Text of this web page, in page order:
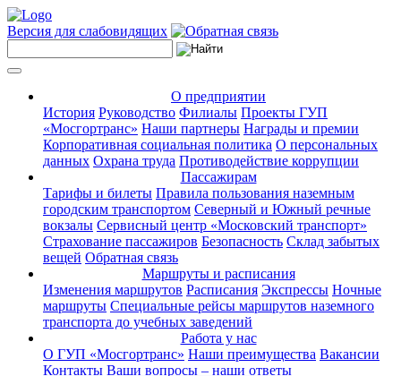
Версия для слабовидящих
О предприятии
История Руководство Филиалы Проекты ГУП
«Мосгортранс» Наши партнеры Награды и премии
Корпоративная социальная политика О персональных
данных Охрана труда Противодействие коррупции
Пассажирам
Тарифы и билеты Правила пользования наземным
городским транспортом Северный и Южный речные
вокзалы Сервисный центр «Московский транспорт»
Страхование пассажиров Безопасность Склад забытых
вещей Обратная связь
Маршруты и расписания
Изменения маршрутов Расписания Экспрессы Ночные
маршруты Специальные рейсы маршрутов наземного
транспорта до учебных заведений
Работа у нас
О ГУП «Мосгортранс» Наши преимущества Вакансии
Контакты Ваши вопросы – наши ответы